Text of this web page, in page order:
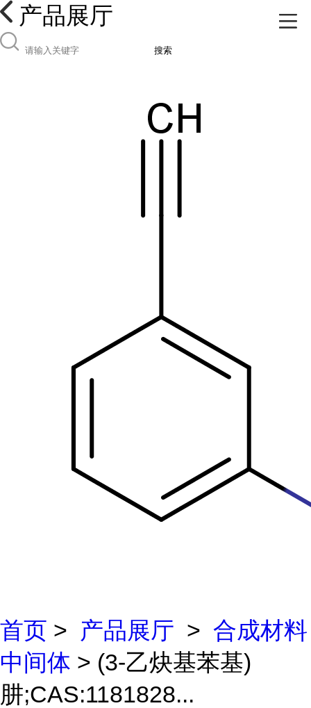
产品展厅
搜索
首页 > 产品展厅 > 合成材料
中间体 > (3-乙炔基苯基)
肼;CAS:1181828...